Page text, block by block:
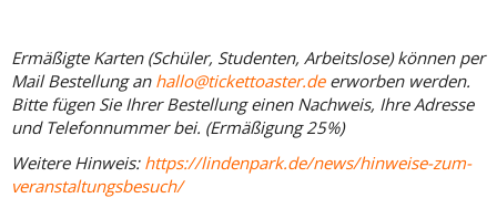
Ermäßigte Karten (Schüler, Studenten, Arbeitslose) können per
Mail Bestellung an hallo@tickettoaster.deerworben werden.
Bitte fügen Sie Ihrer Bestellung einen Nachweis, Ihre Adresse
und Telefonnummer bei. (Ermäßigung 25%)
Weitere Hinweis: https://lindenpark.de/news/hinweise-zum-
veranstaltungsbesuch/